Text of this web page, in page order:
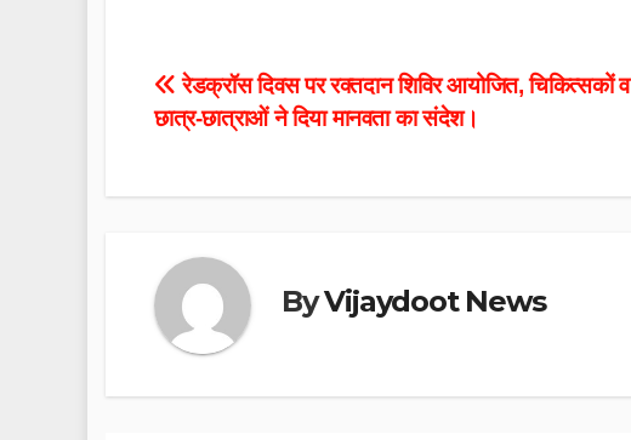
Post
navigation
रेडक्रॉस दिवस पर रक्तदान शिविर आयोजित, चिकित्सकों व
छात्र-छात्राओं ने दिया मानवता का संदेश।
ByVijaydoot News